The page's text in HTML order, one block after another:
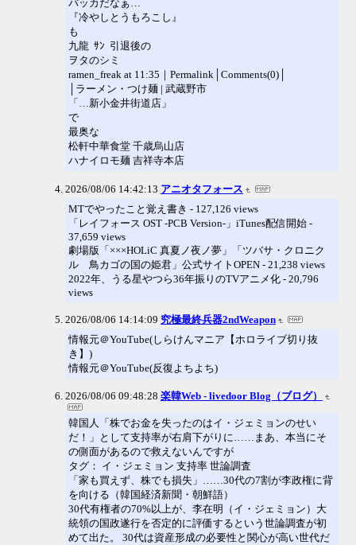
バッカだなぁ…
『冷やしとうもろこし』
も
九龍 ｻﾝ 引退後の
ヲタのシミ
ramen_freak at 11:35｜Permalink│Comments(0)│
│ラーメン・つけ麺 | 武蔵野市
「…新小金井街道店」
で
最奥な
松軒中華食堂 千歳烏山店
ハナイロモ麺 吉祥寺本店
2026/08/06 14:42:13 アニオタフォース
MTでやったこと覚え書き - 127,126 views
「レイフォース OST -PCB Version-」iTunes配信開始 -
37,659 views
劇場版「×××HOLiC 真夏ノ夜ノ夢」「ツバサ・クロニク
ル 鳥カゴの国の姫君」公式サイトOPEN - 21,238 views
2022年、うる星やつら36年振りのTVアニメ化 - 20,796
views
2026/08/06 14:14:09 究極最終兵器2ndWeapon
情報元＠YouTube(しらけんマニア【ホロライブ切り抜
き】)
情報元＠YouTube(反復よちよち)
2026/08/06 09:48:28 楽韓Web - livedoor Blog（ブログ）
韓国人「株でお金を失ったのはイ・ジェミョンのせい
だ！」として支持率が右肩下がりに……まあ、本当にそ
の側面があるので救えないんですが
タグ： イ・ジェミョン 支持率 世論調査
「家も買えず、株でも損失」……30代の7割が李政権に背
を向ける（韓国経済新聞・朝鮮語）
30代有権者の70%以上が、李在明（イ・ジェミョン）大
統領の国政遂行を否定的に評価するという世論調査が初
めて出た。 30代は資産形成の必要性と関心が高い世代だ